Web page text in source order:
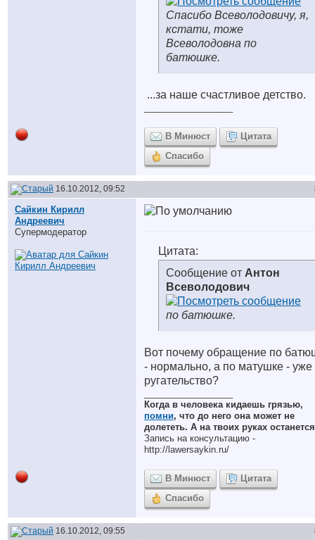
Спасибо Всеволодовичу, я,
кстати, тоже
Всеволодовна по
батюшке.
...за наше счастливое детство.
В Минюст
Цитата
Спасибо
16.10.2012, 09:52
Сайкин Кирилл
Андреевич
Супермодератор
Цитата:
Сообщение от Антон
Всеволодович
по батюшке.
Вот почему обращение по
- нормально, а по матушке - уже
ругательство?
Когда в человека кидаешь грязью,
помни, что до него она может не
долететь. А на твоих руках
Запись на консультацию -
http://lawersaykin.ru/
В Минюст
Цитата
Спасибо
16.10.2012, 09:55